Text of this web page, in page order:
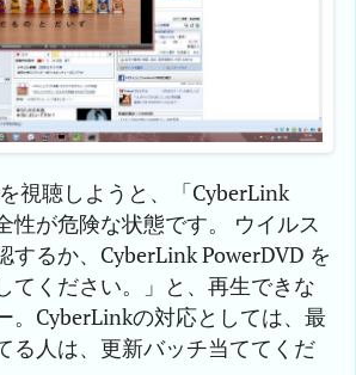
視聴しようと、「CyberLink
性が危険な状態です。 ウイルス
するか、CyberLink PowerDVD を
てください。」と、再生できな
。CyberLinkの対応としては、最
る人は、更新バッチ当ててくだ